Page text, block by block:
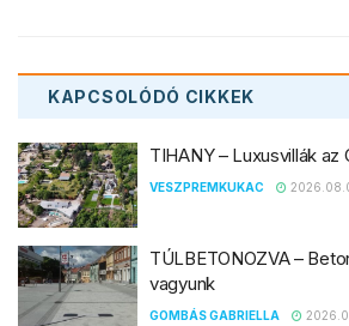
KAPCSOLÓDÓ CIKKEK
TIHANY – Luxusvillák az
VESZPREMKUKAC
TÚLBETONOZVA –
vagyunk
GOMBÁS GABRIELLA